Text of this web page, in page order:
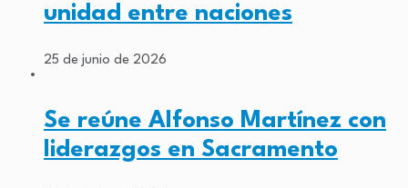
unidad entre naciones
25 de junio de 2026
Se reúne Alfonso Martínez con
liderazgos en Sacramento